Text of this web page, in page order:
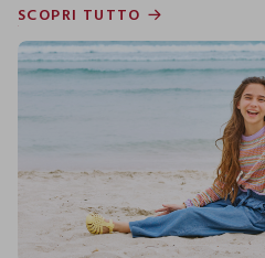
SCOPRI TUTTO
SCOPRI TUTTO